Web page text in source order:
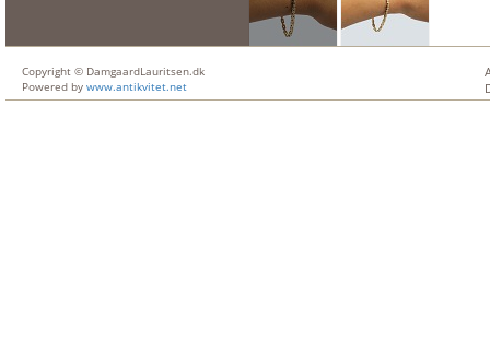
Copyright © DamgaardLauritsen.dk
Powered by www.antikvitet.net